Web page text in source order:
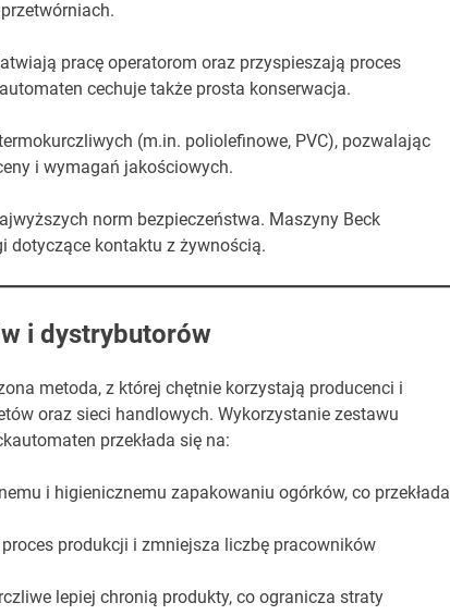
pracę operatorom oraz przyspieszają proces
cechuje także prosta konserwacja.
(m.in. poliolefinowe, PVC), pozwalając
i wymagań jakościowych.
norm bezpieczeństwa. Maszyny Beck
dotyczące kontaktu z żywnością.
i dystrybutorów
metoda, z której chętnie korzystają producenci i
oraz sieci handlowych. Wykorzystanie zestawu
przekłada się na:
i higienicznemu zapakowaniu ogórków, co przekłada
produkcji i zmniejsza liczbę pracowników
lepiej chronią produkty, co ogranicza straty